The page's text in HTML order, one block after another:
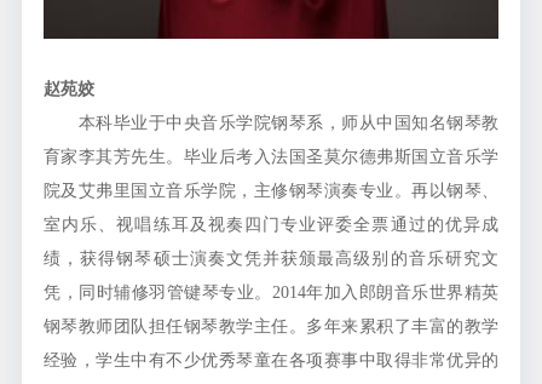
赵苑姣
本科毕业于中央音乐学院钢琴系，师从中国知名钢琴教
育家李其芳先生。毕业后考入法国圣莫尔德弗斯国立音乐学
院及艾弗里国立音乐学院，主修钢琴演奏专业。再以钢琴、
室内乐、视唱练耳及视奏四门专业评委全票通过的优异成
绩，获得钢琴硕士演奏文凭并获颁最高级别的音乐研究文
凭，同时辅修羽管键琴专业。2014年加入郎朗音乐世界精英
钢琴教师团队担任钢琴教学主任。多年来累积了丰富的教学
经验，学生中有不少优秀琴童在各项赛事中取得非常优异的